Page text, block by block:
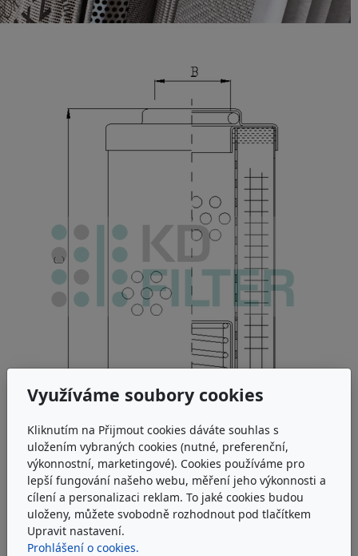
ARGO-HYTOS V3.0510-58
Filtrační vložka EXAPOR®MAX2 Argo-Hytos V3.0510-58
Využíváme soubory cookies
Kliknutím na Přijmout cookies dáváte souhlas s
uložením vybraných cookies (nutné, preferenční,
výkonnostní, marketingové). Cookies používáme pro
lepší fungování našeho webu, měření jeho výkonnosti a
cílení a personalizaci reklam. To jaké cookies budou
uloženy, můžete svobodně rozhodnout pod tlačítkem
Upravit nastavení.
Prohlášení o cookies.